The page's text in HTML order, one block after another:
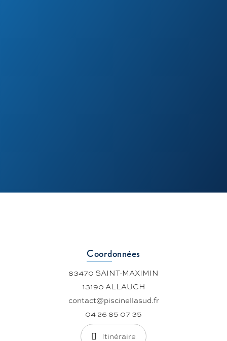
Coordonnées
83470 SAINT-MAXIMIN
13190 ALLAUCH
contact@piscinellasud.fr
04 26 85 07 35
Itinéraire